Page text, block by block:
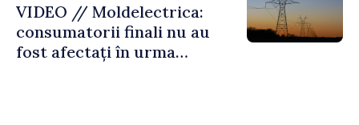
VIDEO // Moldelectrica:
consumatorii finali nu au
fost afectați în urma